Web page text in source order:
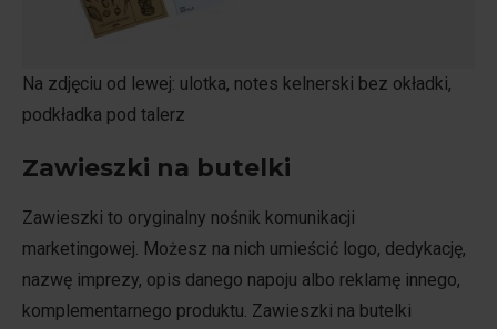
Na zdjęciu od lewej: ulotka, notes kelnerski bez okładki,
podkładka pod talerz
Zawieszki na butelki
Zawieszki to oryginalny nośnik komunikacji
marketingowej. Możesz na nich umieścić logo, dedykację,
nazwę imprezy, opis danego napoju albo reklamę innego,
komplementarnego produktu. Zawieszki na butelki